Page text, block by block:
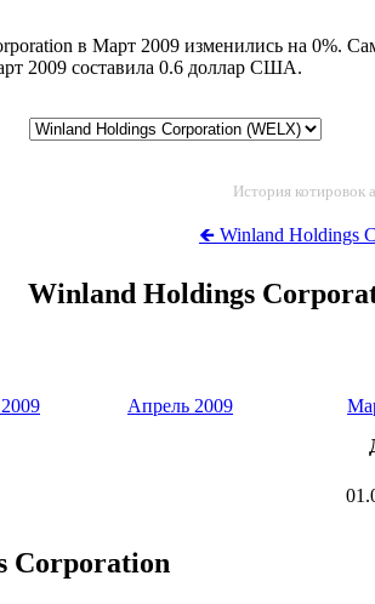
в Март 2009 изменились на 0%.
2009 составила 0.6 доллар США.
История котировок
🡸 Winland Holdings
Winland Holdings
Апрель 2009
Corporation